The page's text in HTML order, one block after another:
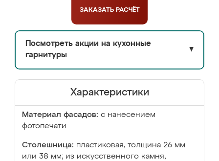
ЗАКАЗАТЬ РАСЧЁТ
Посмотреть акции на кухонные
гарнитуры
▼
Характеристики
Материал фасадов: с нанесением
фотопечати
Столешница: пластиковая, толщина 26 мм
или 38 мм; из искусственного камня,